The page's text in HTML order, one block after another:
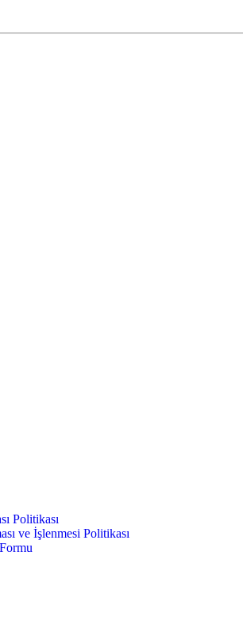
Politikası
ve İşlenmesi Politikası